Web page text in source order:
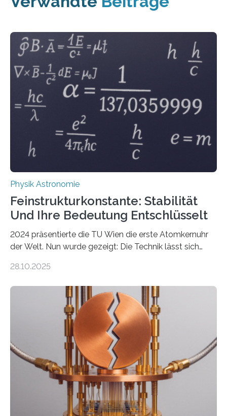
Physik Astronomie
Feinstrukturkonstante: Stabilität
Und Ihre Bedeutung Entschlüsselt
2024 präsentierte die TU Wien die erste Atomkernuhr
der Welt. Nun wurde gezeigt: Die Technik lässt sich
fundamentalen Physik nachzugehen. Thorium-
Messungen verwenden. Das hatte man jahrzehntelang
vermutet, weltweit war nach den passenden
Atomkern-Zuständen gesucht worden, 2024 gelang
einem Team der TU Wien mit Unterstützung
internationaler Partner der entscheidende Durchbruch:
Der lange diskutierte Thorium-Kernübergang wurde
gefunden. Kurz darauf konnte man zeigen, dass sich
Thorium tatsächlich nutzen lässt, um hochpräzise…
28.10.2025